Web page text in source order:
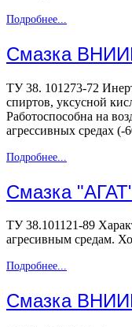
Подробнее...
Смазка
ТУ 38. 101273-72
спиртов, уксусной
Работоспособна на
агрессивных средах (-
Подробнее...
Смазка
ТУ 38.101121-89
агресивным средам.
Подробнее...
Смазка